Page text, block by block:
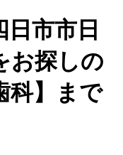
市市日
お探しの
科】まで